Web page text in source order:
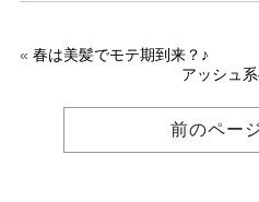
« 春は美髪でモテ期到来？♪
アッシュ
前のペー